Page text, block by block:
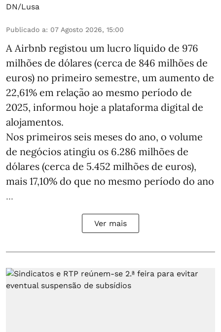
DN/Lusa
Publicado a: 07 Agosto 2026, 15:00
A Airbnb registou um lucro líquido de 976
milhões de dólares (cerca de 846 milhões de
euros) no primeiro semestre, um aumento de
22,61% em relação ao mesmo período de
2025, informou hoje a plataforma digital de
alojamentos.
Nos primeiros seis meses do ano, o volume
de negócios atingiu os 6.286 milhões de
dólares (cerca de 5.452 milhões de euros),
mais 17,10% do que no mesmo período do ano
...
Ver mais